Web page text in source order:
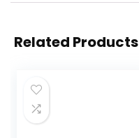
Related Products